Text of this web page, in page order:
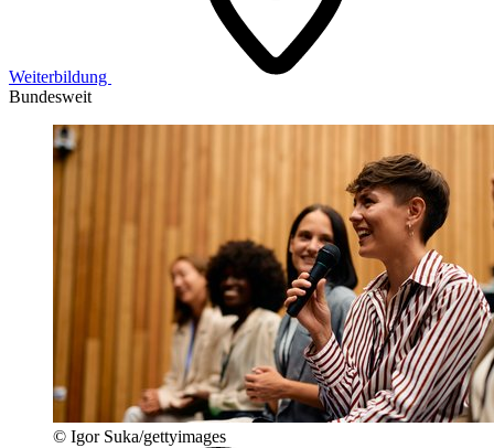
Weiterbildung
Bundesweit
© Igor Suka/gettyimages